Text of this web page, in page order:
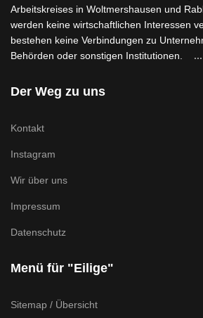
Arbeitskreises in Woltmershausen und
werden keine wirtschaftlichen Interessen
bestehen keine Verbindungen zu
Behörden oder sonstigen Institutionen.
Der Weg zu uns
Kontakt
Instagram
Wir über uns
Impressum
Datenschutz
Menü für "Eilige"
Sitemap / Übersicht